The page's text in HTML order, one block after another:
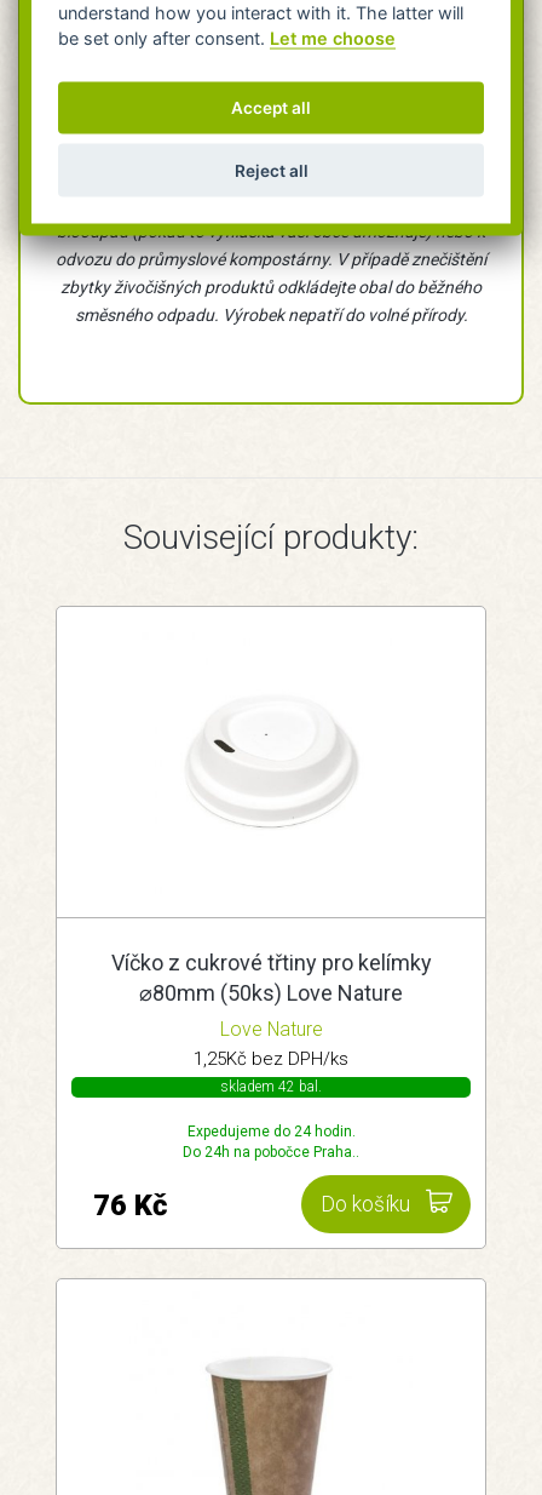
Použití: Určeno k jednorázovému použití.
Parametry : ⌀ 80mm, výška 1,5cm.
Balení: 50 ks
Upozornění k likvidaci: Čistý nebo pouze od rostlinných
bioodpad (pokud to vyhláška vaší obce umožňuje) nebo k
odvozu do průmyslové kompostárny. V případě znečištění
zbytky živočišných produktů odkládejte obal do běžného
směsného odpadu. Výrobek nepatří do volné přírody.
Související produkty:
Víčko z cukrové třtiny pro kelímky
⌀80mm (50ks) Love Nature
Love Nature
1,25Kč bez DPH/ks
skladem 42 bal.
Expedujeme do 24 hodin.
Do 24h na pobočce Praha..
Do košíku
76 Kč
understand how you interact with it. The latter will
be set only after consent. Let me choose
Accept all
Reject all